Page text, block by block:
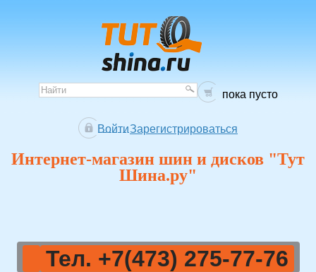
пока пусто
Зарегистрироваться
Войти
Интернет-магазин шин и дисков "Тут
Шина.ру"
Тел. +7(473) 275-77-76